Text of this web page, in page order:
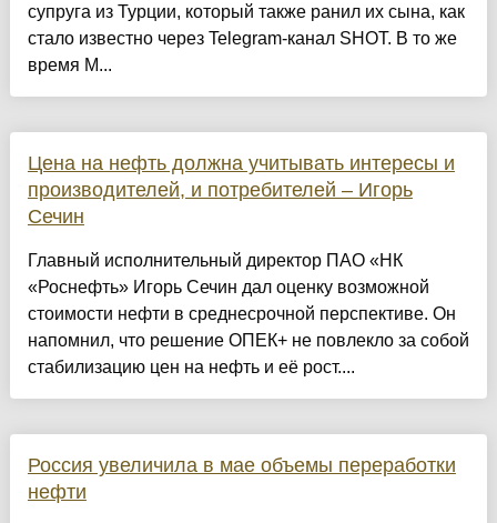
супруга из Турции, который также ранил их сына, как
стало известно через Telegram-канал SHOT. В то же
время М...
Цена на нефть должна учитывать интересы и
производителей, и потребителей – Игорь
Сечин
Главный исполнительный директор ПАО «НК
«Роснефть» Игорь Сечин дал оценку возможной
стоимости нефти в среднесрочной перспективе. Он
напомнил, что решение ОПЕК+ не повлекло за собой
стабилизацию цен на нефть и её рост....
Россия увеличила в мае объемы переработки
нефти